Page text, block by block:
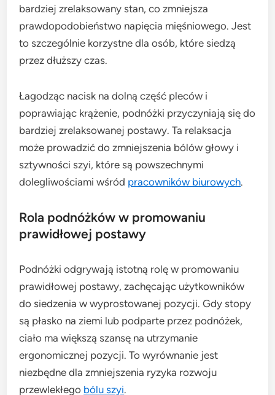
bardziej zrelaksowany stan, co zmniejsza
prawdopodobieństwo napięcia mięśniowego. Jest
to szczególnie korzystne dla osób, które siedzą
przez dłuższy czas.
Łagodząc nacisk na dolną część pleców i
poprawiając krążenie, podnóżki przyczyniają się do
bardziej zrelaksowanej postawy. Ta relaksacja
może prowadzić do zmniejszenia bólów głowy i
sztywności szyi, które są powszechnymi
dolegliwościami wśród pracowników biurowych.
Rola podnóżków w promowaniu
prawidłowej postawy
Podnóżki odgrywają istotną rolę w promowaniu
prawidłowej postawy, zachęcając użytkowników
do siedzenia w wyprostowanej pozycji. Gdy stopy
są płasko na ziemi lub podparte przez podnóżek,
ciało ma większą szansę na utrzymanie
ergonomicznej pozycji. To wyrównanie jest
niezbędne dla zmniejszenia ryzyka rozwoju
przewlekłego bólu szyi.